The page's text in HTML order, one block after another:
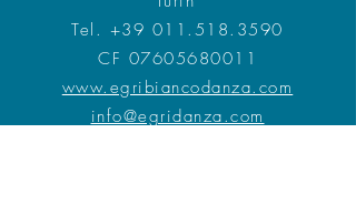
Tel. +39 011.518.3590
CF 07605680011
www.egribiancodanza.com
info@egridanza.com